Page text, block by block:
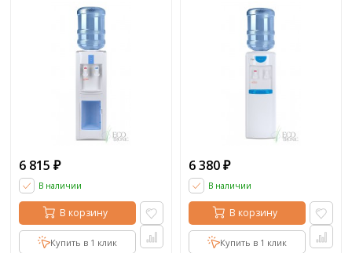
6 815 ₽
В наличии
В корзину
Купить в 1 клик
6 380 ₽
В наличии
В корзину
Купить в 1 клик